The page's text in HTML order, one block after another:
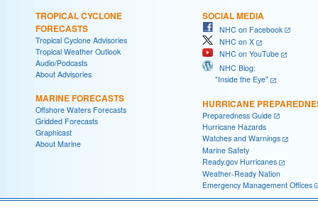
TROPICAL CYCLONE
FORECASTS
Tropical Cyclone Advisories
Tropical Weather Outlook
Audio/Podcasts
About Advisories
MARINE FORECASTS
Offshore Waters Forecasts
Gridded Forecasts
Graphicast
About Marine
SOCIAL MEDIA
NHC on Facebook
NHC on X
NHC on YouTube
NHC Blog:
"Inside the Eye"
HURRICANE
Preparedness Guide
Hurricane Hazards
Watches and Warnings
Marine Safety
Ready.gov Hurricanes
Weather-Ready Nation
Emergency Management Offices